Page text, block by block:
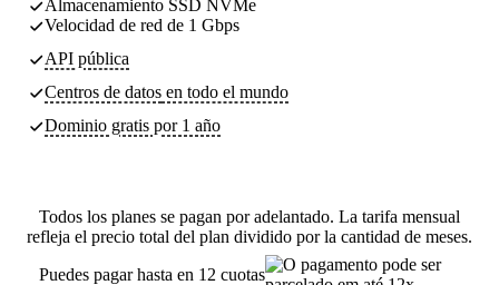
Almacenamiento SSD NVMe
Velocidad de red de 1 Gbps
API pública
Centros de datos en todo el mundo
Dominio gratis por 1 año
Todos los planes se pagan por adelantado. La tarifa mensual
refleja el precio total del plan dividido por la cantidad de meses.
Puedes pagar hasta en 12 cuotas